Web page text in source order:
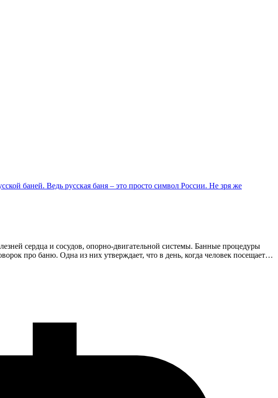
баней. Ведь русская баня – это просто символ России. Не зря же
сердца и сосудов, опорно-двигательной системы. Банные процедуры
про баню. Одна из них утверждает, что в день, когда человек посещает